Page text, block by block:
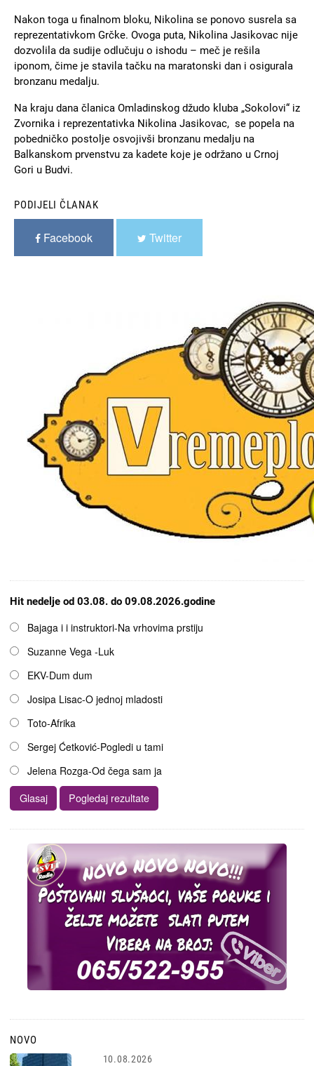
​Nakon toga u finalnom bloku, Nikolina se ponovo susrela sa
reprezentativkom Grčke. Ovoga puta, Nikolina Jasikovac nije
dozvolila da sudije odlučuju o ishodu – meč je rešila
iponom, čime je stavila tačku na maratonski dan i osigurala
bronzanu medalju.
Na kraju dana članica Omladinskog džudo kluba „Sokolovi“ iz
Zvornika i reprezentativka Nikolina Jasikovac, se popela na
pobedničko postolje osvojivši bronzanu medalju na
Balkanskom prvenstvu za kadete koje je održano u Crnoj
Gori u Budvi.
PODIJELI ČLANAK
Facebook Twitter
Hit nedelje od 03.08. do 09.08.2026.godine
OpcijeBajaga i i instruktori-Na vrhovima prstiju
Suzanne Vega -Luk
EKV-Dum dum
Josipa Lisac-O jednoj mladosti
Toto-Afrika
Sergej Ćetković-Pogledi u tami
Jelena Rozga-Od čega sam ja
NOVO
10.08.2026